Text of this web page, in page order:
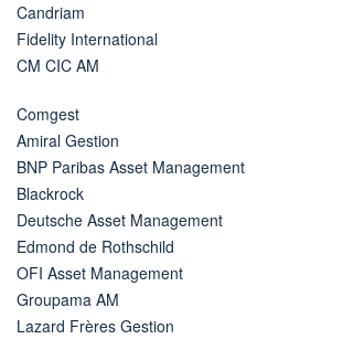
Candriam
Fidelity International
CM CIC AM
Comgest
Amiral Gestion
BNP Paribas Asset Management
Blackrock
Deutsche Asset Management
Edmond de Rothschild
OFI Asset Management
Groupama AM
Lazard Frères Gestion